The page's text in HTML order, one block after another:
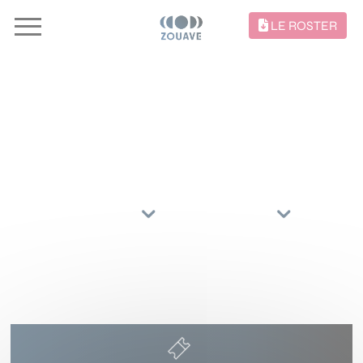
LE ROSTER